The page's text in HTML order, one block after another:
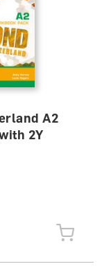
A2
2Y